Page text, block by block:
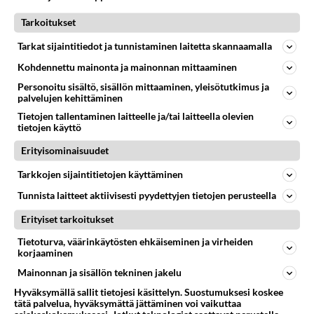
Ystävälle oli lääkäri suositellut otettavaksi
samanlaisessa tilanteessa aamuin illoin. Olen vain
Äänestä Kommentoi
Kommentoi aloitusta...
LUETUIMMAT KESKUSTELUT
VIIKKO
Tarkoitukset
Tarkat sijaintitiedot ja tunnistaminen laitetta skannaamalla
Kohdennettu mainonta ja mainonnan mittaaminen
Personoitu sisältö, sisällön mittaaminen, yleisötutkimus ja
palvelujen kehittäminen
Tietojen tallentaminen laitteelle ja/tai laitteella olevien
tietojen käyttö
Erityisominaisuudet
Tarkkojen sijaintitietojen käyttäminen
Tunnista laitteet aktiivisesti pyydettyjen tietojen perusteella
Erityiset tarkoitukset
Tietoturva, väärinkäytösten ehkäiseminen ja virheiden
korjaaminen
Mainonnan ja sisällön tekninen jakelu
Hyväksymällä sallit tietojesi käsittelyn. Suostumuksesi koskee
tätä palvelua, hyväksymättä jättäminen voi vaikuttaa